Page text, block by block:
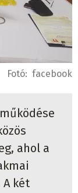
Fotó: facebook
ahol a
két